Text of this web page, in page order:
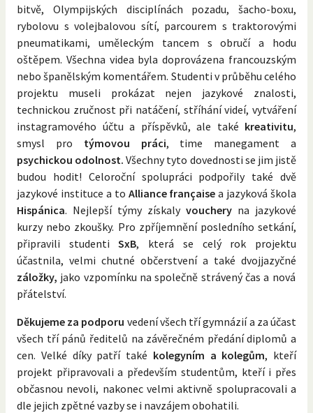
bitvě, Olympijských disciplínách pozadu, šacho-boxu,
rybolovu s volejbalovou sítí, parcourem s traktorovými
pneumatikami, uměleckým tancem s obručí a hodu
oštěpem. Všechna videa byla doprovázena francouzským
nebo španělským komentářem. Studenti v průběhu celého
projektu museli prokázat nejen jazykové znalosti,
technickou zručnost při natáčení, stříhání videí, vytváření
instagramového účtu a příspěvků, ale také kreativitu,
smysl pro týmovou práci, time manegament a
psychickou odolnost. Všechny tyto dovednosti se jim jistě
budou hodit! Celoroční spolupráci podpořily také dvě
jazykové instituce a to Alliance française a jazyková škola
Hispánica. Nejlepší týmy získaly vouchery na jazykové
kurzy nebo zkoušky. Pro zpříjemnění posledního setkání,
připravili studentiSxB, která se celý rok projektu
účastnila, velmi chutné občerstvení a také dvojjazyčné
záložky, jako vzpomínku na společně strávený čas a nová
přátelství.
Děkujeme za podporu vedení všech tří gymnázií a za účast
všech tří pánů ředitelů na závěrečném předání diplomů a
cen. Velké díky patří také kolegyním a kolegům, kteří
projekt připravovali a především studentům, kteří i přes
občasnou nevoli, nakonec velmi aktivně spolupracovali a
dle jejich zpětné vazby se i navzájem obohatili.